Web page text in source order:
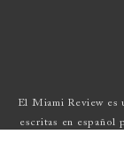
El Miami Review es
escritas en español